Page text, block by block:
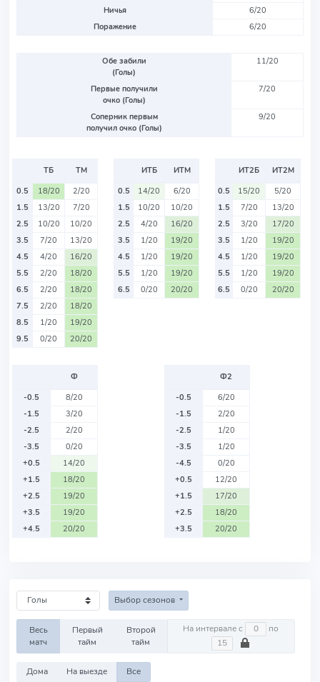
Ничья
6/20
Поражение
6/20
Обе забили
(Голы)
11/20
Первые получили
очко (Голы)
7/20
Соперник первым
получил очко (Голы)
9/20
ТБ
ТМ
0.5
18/20
2/20
1.5
13/20
7/20
2.5
10/20
10/20
3.5
7/20
13/20
4.5
4/20
16/20
5.5
2/20
18/20
6.5
2/20
18/20
7.5
2/20
18/20
8.5
1/20
19/20
9.5
0/20 20/20
ИТБ
ИТМ
0.5
14/20
6/20
1.5
10/20
10/20
2.5
4/20
16/20
3.5
1/20
19/20
4.5
1/20
19/20
5.5
1/20
19/20
6.5
0/20 20/20
ИТ2Б
ИТ2М
0.5
15/20
5/20
1.5
7/20
13/20
2.5
3/20
17/20
3.5
1/20
19/20
4.5
1/20
19/20
5.5
1/20
19/20
6.5
0/20 20/20
Ф
-0.5
8/20
-1.5
3/20
-2.5
2/20
-3.5
0/20
+0.5
14/20
+1.5
18/20
+2.5
19/20
+3.5
19/20
+4.5
20/20
Ф2
-0.5
6/20
-1.5
2/20
-2.5
1/20
-3.5
1/20
-4.5
0/20
+0.5
12/20
+1.5
17/20
+2.5
18/20
+3.5
20/20
Выбор сезонов
Весь
матч
Первый
тайм
Второй
тайм
На интервале с по
Дома На выезде Все